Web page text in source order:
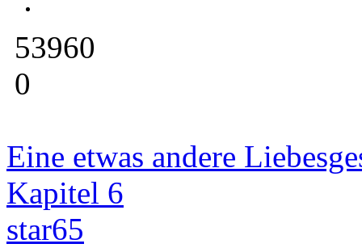
53960
0
Eine etwas andere
Kapitel 6
star65